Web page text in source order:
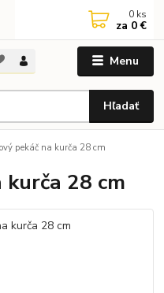
Menu
Hľadať
0 ks
za 0 €
pekáč na kurča 28 cm
28 cm